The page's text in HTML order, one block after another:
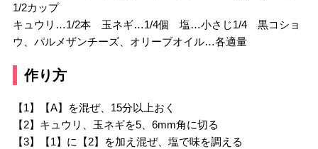
1/2カップ
キュウリ…1/2本 玉ネギ…1/4個 塩…小さじ1/4 黒コショ
ウ、パルメザンチーズ、オリーブオイル…各適量
作り方
【1】【A】を混ぜ、15分以上おく
【2】キュウリ、玉ネギを5、6mm角に切る
【3】【1】に【2】を加え混ぜ、塩で味を調える